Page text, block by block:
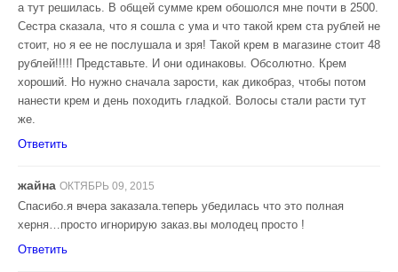
а тут решилась. В общей сумме крем обошолся мне почти в 2500.
Сестра сказала, что я сошла с ума и что такой крем ста рублей не
стоит, но я ее не послушала и зря! Такой крем в магазине стоит 48
рублей!!!!! Представьте. И они одинаковы. Обсолютно. Крем
хороший. Но нужно сначала зарости, как дикобраз, чтобы потом
нанести крем и день походить гладкой. Волосы стали расти тут
же.
Ответить
жайна ОКТЯБРЬ 09, 2015
Спасибо.я вчера заказала.теперь убедилась что это полная
херня…просто игнорирую заказ.вы молодец просто !
Ответить